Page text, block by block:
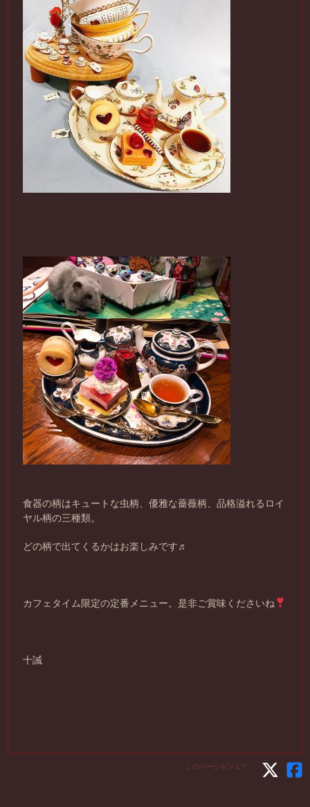
食器の柄はキュートな虫柄、優雅な薔薇柄、品格溢れるロイ
ヤル柄の三種類。
どの柄で出てくるかはお楽しみです♬
カフェタイム限定の定番メニュー。是非ご賞味くださいね
十誡
このページをシェア：